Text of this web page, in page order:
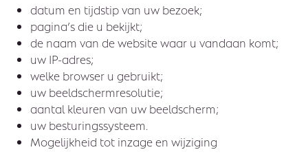
datum en tijdstip van uw bezoek;
pagina’s die u bekijkt;
de naam van de website waar u vandaan komt;
uw IP-adres;
welke browser u gebruikt;
uw beeldschermresolutie;
aantal kleuren van uw beeldscherm;
uw besturingssysteem.
Mogelijkheid tot inzage en wijziging